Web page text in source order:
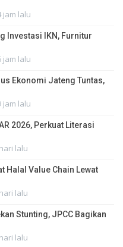
jam lalu
Investasi IKN, Furnitur
jam lalu
Ekonomi Jateng Tuntas,
jam lalu
2026, Perkuat Literasi
lalu
Halal Value Chain Lewat
lalu
Stunting, JPCC Bagikan
lalu